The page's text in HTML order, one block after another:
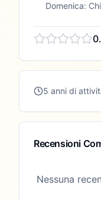
Domenica:
5 anni di
Recensioni
Nessuna